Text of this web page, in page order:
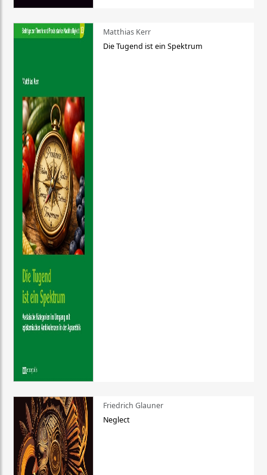
Matthias Kerr
Die Tugend ist ein Spektrum
Friedrich Glauner
Neglect